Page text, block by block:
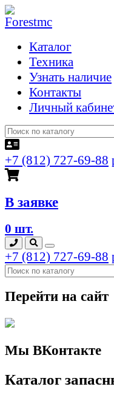
Каталог
Техника
Узнать наличие
Контакты
Личный
+7 (812) 727-69-88
В заявке
0 шт.
+7 (812) 727-69-88
Перейти на сайт
Мы ВКонтакте
Каталог